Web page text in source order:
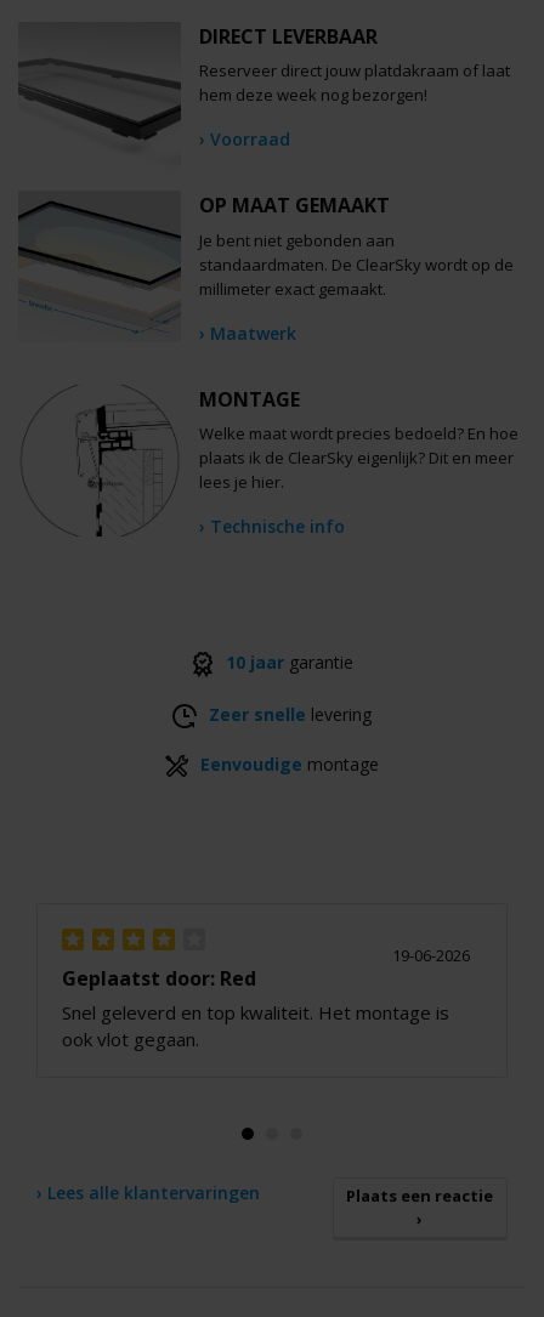
DIRECT LEVERBAAR
Reserveer direct jouw platdakraam of laat
hem deze week nog bezorgen!
› Voorraad
OP MAAT GEMAAKT
Je bent niet gebonden aan
standaardmaten. De ClearSky wordt op de
millimeter exact gemaakt.
› Maatwerk
MONTAGE
Welke maat wordt precies bedoeld? En hoe
plaats ik de ClearSky eigenlijk? Dit en meer
lees je hier.
› Technische info
10 jaargarantie
Zeer snelle levering
Eenvoudige montage
19-06-2026
Geplaatst door: Red
Snel geleverd en top kwaliteit. Het montage is
ook vlot gegaan.
› Lees alle klantervaringen
Plaats een reactie
›